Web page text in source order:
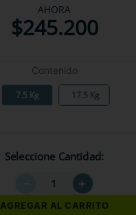
AHORA
$245.200
Contenido
7.5 Kg 17.5 Kg
Seleccione Cantidad
＋
AGREGAR AL CARRITO